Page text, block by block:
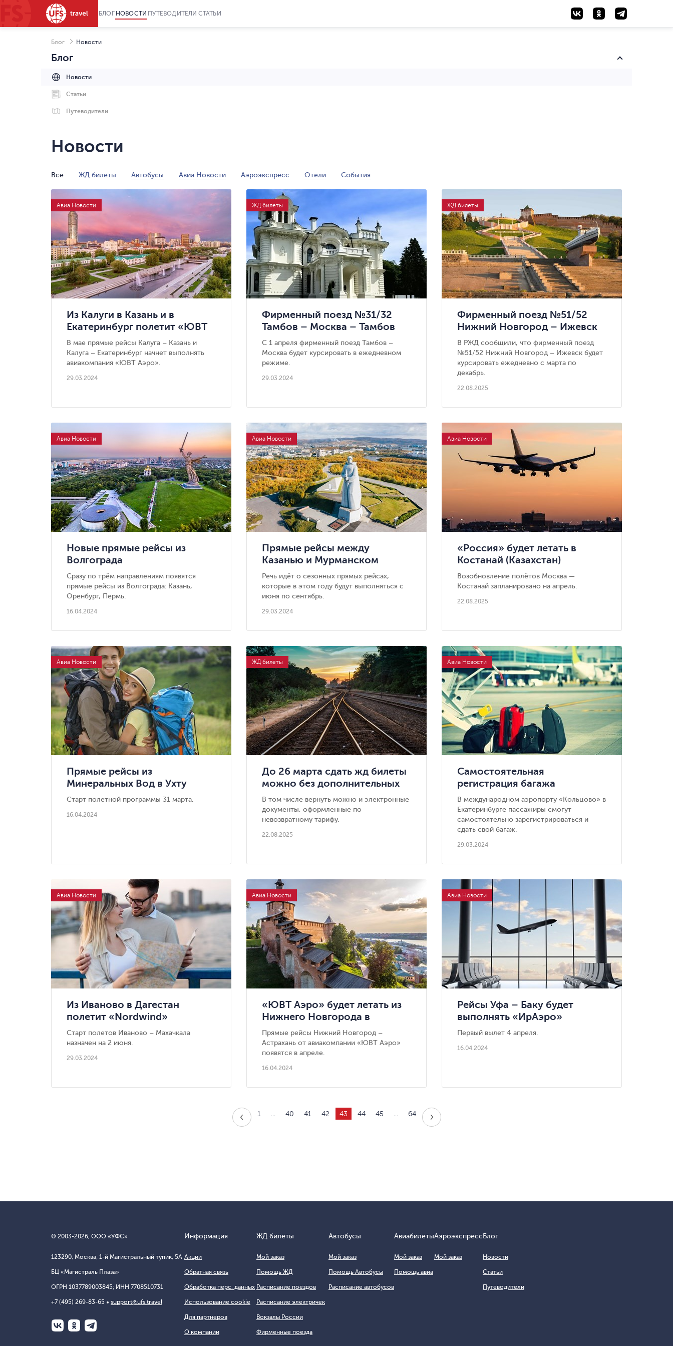
БЛОГ НОВОСТИ ПУТЕВОДИТЕЛИ СТАТЬИ
Блог Новости
Блог
Новости
Статьи
Путеводители
Новости
Все ЖД билеты Автобусы Авиа Новости Аэроэкспресс Отели События
Авиа Новости
Из Калуги в Казань и в
Екатеринбург полетит «ЮВТ
Аэро»
В мае прямые рейсы Калуга – Казань и
Калуга – Екатеринбург начнет выполнять
авиакомпания «ЮВТ Аэро».
29.03.2024
ЖД билеты
Фирменный поезд №31/32
Тамбов – Москва – Тамбов
снова на маршруте
С 1 апреля фирменный поезд Тамбов –
Москва будет курсировать в ежедневном
режиме.
29.03.2024
ЖД билеты
Фирменный поезд №51/52
Нижний Новгород – Ижевск
станет ежедневным
В РЖД сообщили, что фирменный поезд
№51/52 Нижний Новгород – Ижевск будет
курсировать ежедневно с марта по
декабрь.
22.08.2025
Авиа Новости
Новые прямые рейсы из
Волгограда
Сразу по трём направлениям появятся
прямые рейсы из Волгограда: Казань,
Оренбург, Пермь.
16.04.2024
Авиа Новости
Прямые рейсы между
Казанью и Мурманском
появятся в июне
Речь идёт о сезонных прямых рейсах,
которые в этом году будут выполняться с
июня по сентябрь.
29.03.2024
Авиа Новости
«Россия» будет летать в
Костанай (Казахстан)
Возобновление полётов Москва —
Костанай запланировано на апрель.
22.08.2025
Авиа Новости
Прямые рейсы из
Минеральных Вод в Ухту
будет выполнять
Старт полетной программы 31 марта.
16.04.2024
ЖД билеты
До 26 марта сдать жд билеты
можно без дополнительных
сборов
В том числе вернуть можно и электронные
документы, оформленные по
невозвратному тарифу.
22.08.2025
Авиа Новости
Самостоятельная
регистрация багажа
появилась в аэропорту
«Кольцово»
В международном аэропорту «Кольцово» в
Екатеринбурге пассажиры смогут
самостоятельно зарегистрироваться и
сдать свой багаж.
29.03.2024
Авиа Новости
Из Иваново в Дагестан
полетит «Nordwind»
Старт полетов Иваново – Махачкала
назначен на 2 июня.
29.03.2024
Авиа Новости
«ЮВТ Аэро» будет летать из
Нижнего Новгорода в
Астрахань
Прямые рейсы Нижний Новгород –
Астрахань от авиакомпании «ЮВТ Аэро»
появятся в апреле.
16.04.2024
Авиа Новости
Рейсы Уфа – Баку будет
выполнять «ИрАэро»
Первый вылет 4 апреля.
16.04.2024
1 ... 40 41 42 43 44 45 ... 64
© 2003-2026, ООО «УФС»
123290, Москва, 1-й Магистральный тупик, 5А
БЦ «Магистраль Плаза»
ОГРН 1037789003845; ИНН 7708510731
+7 (495) 269-83-65 support@ufs.travel
Информация
Акции
Обратная связь
Обработка перс. данных
Использование cookie
Для партнеров
О компании
ЖД билеты
Мой заказ
Помощь ЖД
Расписание поездов
Расписание электричек
Вокзалы России
Фирменные поезда
Автобусы
Мой заказ
Помощь Автобусы
Расписание автобусов
Авиабилеты
Мой заказ
Помощь авиа
Аэроэкспресс
Мой заказ
Блог
Новости
Статьи
Путеводители